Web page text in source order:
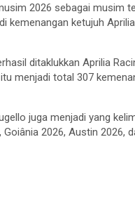
2026 sebagai musim
kemenangan ketujuh
ditaklukkan Aprilia
menjadi total 307
juga menjadi yang
2026, Austin 2026,